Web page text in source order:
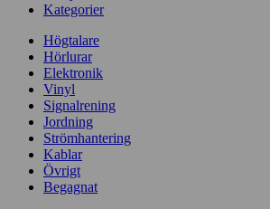
Kategorier
Högtalare
Hörlurar
Elektronik
Vinyl
Signalrening
Jordning
Strömhantering
Kablar
Övrigt
Begagnat